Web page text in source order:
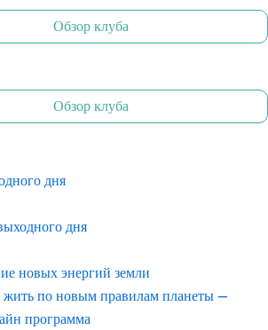
Обзор клуба
Обзор клуба
дня
дня
новых энергий земли
жить по новым правилам планеты —
программа